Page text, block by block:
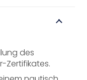
des
Zertifikates.